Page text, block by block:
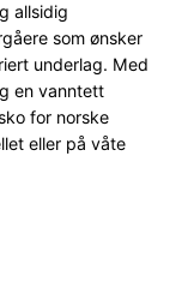
allsidig
som ønsker
underlag. Med
en vanntett
for norske
eller på våte